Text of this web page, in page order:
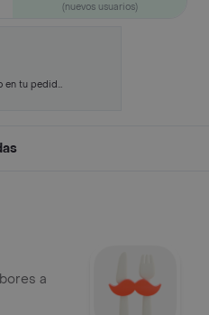
(nuevos usuarios)
en tu pedido
a